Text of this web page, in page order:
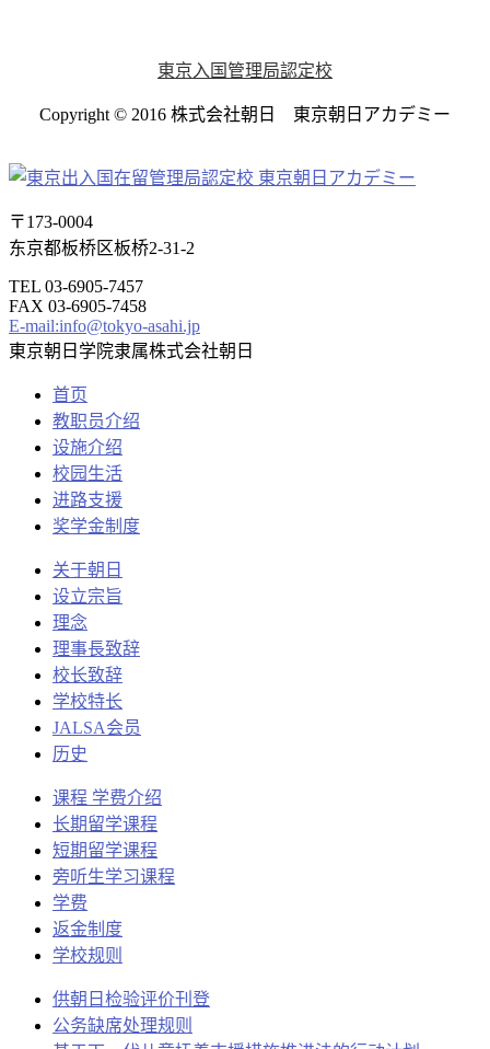
東京入国管理局認定校
Copyright © 2016 株式会社朝日 東京朝日アカデミー
〒173-0004
东京都板桥区板桥2-31-2
TEL 03-6905-7457
FAX 03-6905-7458
E-mail:info@tokyo-asahi.jp
東京朝日学院隶属株式会社朝日
首页
教职员介绍
设施介绍
校园生活
进路支援
奖学金制度
关于朝日
设立宗旨
理念
理事長致辞
校长致辞
学校特长
JALSA会员
历史
课程 学费介绍
长期留学课程
短期留学课程
旁听生学习课程
学费
返金制度
学校规则
供朝日检验评价刊登
公务缺席处理规则